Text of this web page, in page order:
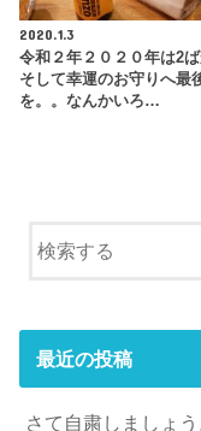
2020.1.3
令和２年２０２０年は2ば
そして幸運のお守りへ最
を。。なんかいろ…
最近の投稿
さて自粛しましょ